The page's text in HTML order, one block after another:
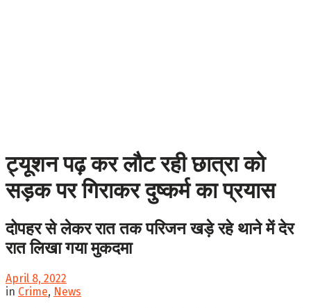
ट्यूशन पढ़ कर लौट रही छात्रा को
सड़क पर गिराकर दुष्कर्म का प्रयास
दोपहर से लेकर रात तक परिजन खड़े रहे थाने में देर
रात लिखा गया मुकदमा
April 8, 2022
in Crime, News